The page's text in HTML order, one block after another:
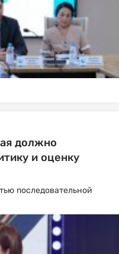
должно
и оценку
последовательной